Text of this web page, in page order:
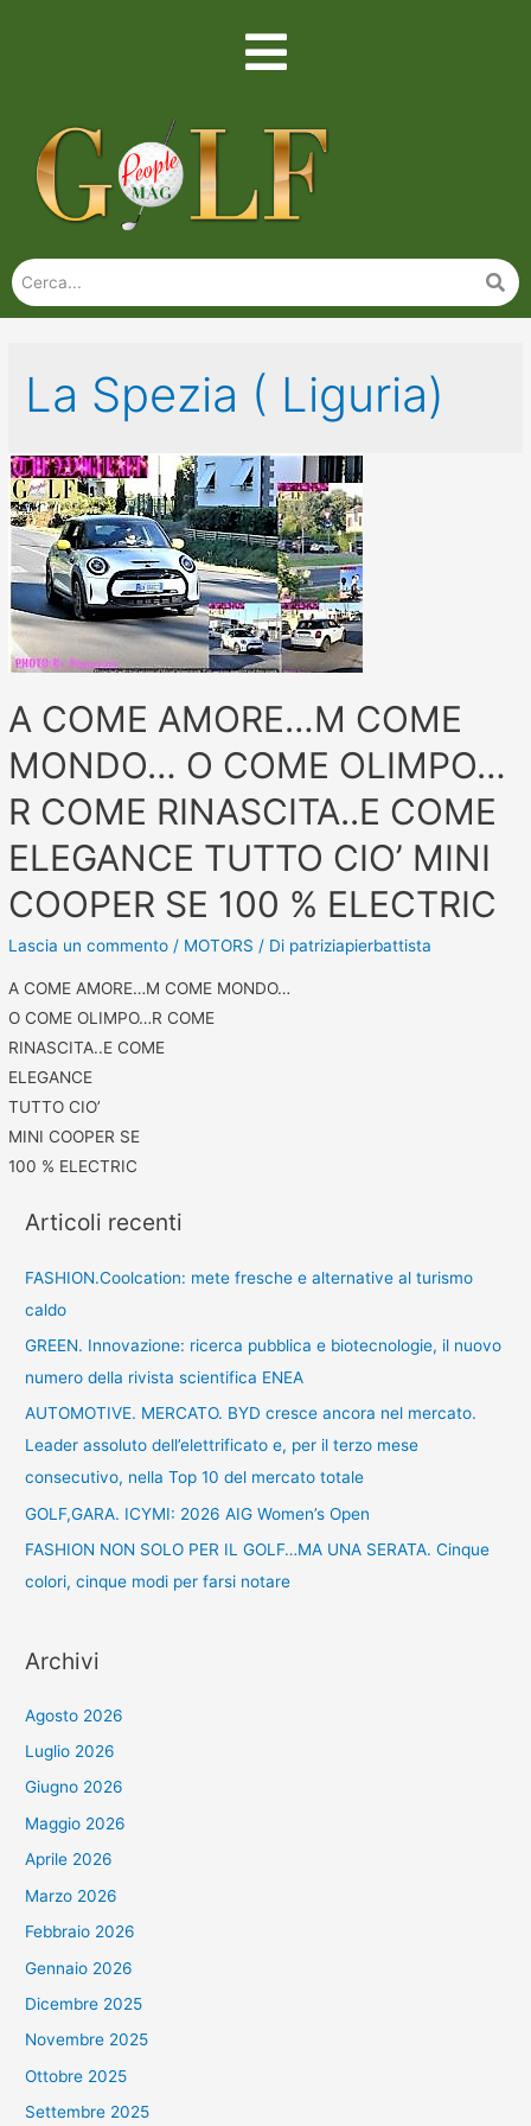
La Spezia ( Liguria)
A COME AMORE…M COME
MONDO… O COME OLIMPO…
R COME RINASCITA..E COME
ELEGANCE TUTTO CIO’ MINI
COOPER SE 100 % ELECTRIC
Lascia un commento / MOTORS / Di patriziapierbattista
A COME AMORE…M COME MONDO…
O COME OLIMPO…R COME
RINASCITA..E COME
ELEGANCE
TUTTO CIO’
MINI COOPER SE
100 % ELECTRIC
Articoli recenti
FASHION.Coolcation: mete fresche e alternative al turismo
caldo
GREEN. Innovazione: ricerca pubblica e biotecnologie, il nuovo
numero della rivista scientifica ENEA
AUTOMOTIVE. MERCATO. BYD cresce ancora nel mercato.
Leader assoluto dell’elettrificato e, per il terzo mese
consecutivo, nella Top 10 del mercato totale
GOLF,GARA. ICYMI: 2026 AIG Women’s Open
FASHION NON SOLO PER IL GOLF…MA UNA SERATA. Cinque
colori, cinque modi per farsi notare
Archivi
Agosto 2026
Luglio 2026
Giugno 2026
Maggio 2026
Aprile 2026
Marzo 2026
Febbraio 2026
Gennaio 2026
Dicembre 2025
Novembre 2025
Ottobre 2025
Settembre 2025